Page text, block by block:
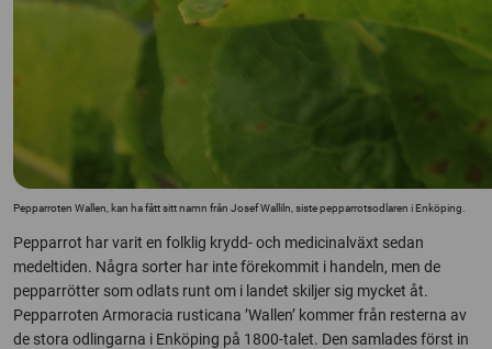
Pepparroten Wallen, kan ha fått sitt namn från Josef Walliln, siste pepparrotsodlaren i Enköping.
Pepparrot har varit en folklig krydd- och medicinalväxt sedan
medeltiden. Några sorter har inte förekommit i handeln, men de
pepparrötter som odlats runt om i landet skiljer sig mycket åt.
Pepparroten Armoracia rusticana ’Wallen’ kommer från resterna av
de stora odlingarna i Enköping på 1800-talet. Den samlades först in